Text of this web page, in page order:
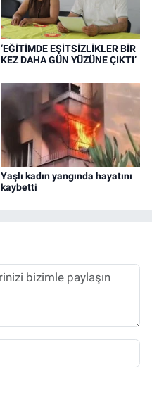
‘EĞİTİMDE EŞİTSİZLİKLER BİR
KEZ DAHA GÜN YÜZÜNE ÇIKTI’
Yaşlı kadın yangında hayatını
kaybetti